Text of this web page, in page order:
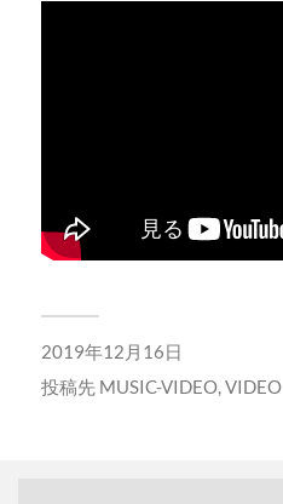
2019年12月16日
投稿先 MUSIC-VIDEO, VIDEO